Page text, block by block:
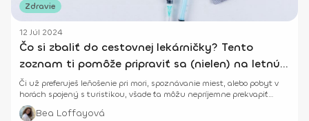
Zdravie
12 Júl 2024
Čo si zbaliť do cestovnej lekárničky? Tento
zoznam ti pomôže pripraviť sa (nielen) na letnú
dovolenku!
Či už preferuješ leňošenie pri mori, spoznávanie miest, alebo pobyt v
horách spojený s turistikou, všade ťa môžu nepríjemne prekvapiť
zdravotné komplikácie.
Bea Loffayová